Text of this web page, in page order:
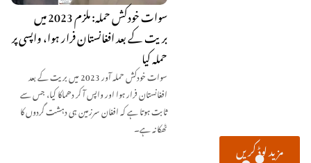
سوات خودکش حملہ: ملزم 2023 میں
بریت کے بعد افغانستان فرار ہوا، واپسی پر
حملہ کیا
سوات خودکش حملہ آور 2023 میں بریت کے بعد
افغانستان فرار ہوا اور واپس آ کر دھماکا کیا، جس سے
ثابت ہوتا ہے کہ افغان سرزمین ہی دہشت گردوں کا
ٹھکانہ ہے۔
مزید لوڈ کریں